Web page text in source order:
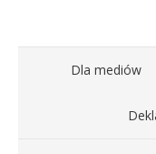
Dla mediów